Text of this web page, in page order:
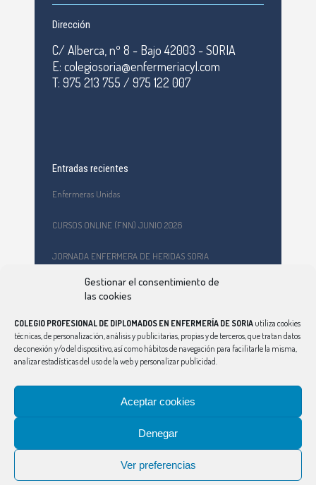
Gestionar el consentimiento de
las cookies
COLEGIO PROFESIONAL DE DIPLOMADOS EN ENFERMERÍA DE SORIA utiliza cookies
técnicas, de personalización, análisis y publicitarias, propias y de terceros, que tratan datos
de conexión y/o del dispositivo, así como hábitos de navegación para facilitarle la misma,
analizar estadísticas del uso de la web y personalizar publicidad.
Aceptar cookies
Denegar
Ver preferencias
Dirección
C/ Alberca, nº 8 - Bajo 42003 - SORIA
E: colegiosoria@enfermeriacyl.com
T: 975 213 755 / 975 122 007
Entradas recientes
Enfermeras Unidas
CURSOS ONLINE (FNN) JUNIO 2026
JORNADA ENFERMERA DE HERIDAS SORIA
Formación en primeros auxilios y prevención de riesgos
laborales en el CEPA Celtiberia
Curso Ciberindex junio 2026 – AT7 – Cuidados a mujeres
víctimas de violencia de género
BURGOS
Política de Privacidad